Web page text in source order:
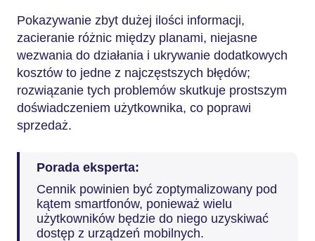
Pokazywanie zbyt dużej ilości informacji,
zacieranie różnic między planami, niejasne
wezwania do działania i ukrywanie dodatkowych
kosztów to jedne z najczęstszych błędów;
rozwiązanie tych problemów skutkuje prostszym
doświadczeniem użytkownika, co poprawi
sprzedaż.
Porada eksperta:
Cennik powinien być zoptymalizowany pod
kątem smartfonów, ponieważ wielu
użytkowników będzie do niego uzyskiwać
dostęp z urządzeń mobilnych.